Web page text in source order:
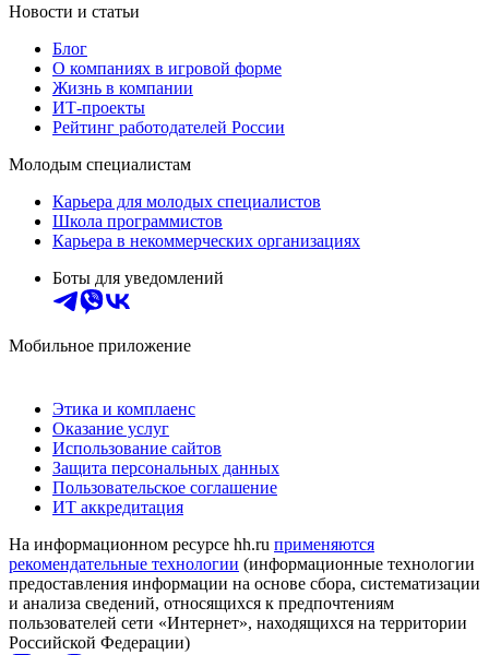
Новости и статьи
Блог
О компаниях в игровой форме
Жизнь в компании
ИТ-проекты
Рейтинг работодателей России
Молодым специалистам
Карьера для молодых специалистов
Школа программистов
Карьера в некоммерческих организациях
Боты для уведомлений
Мобильное приложение
Этика и комплаенс
Оказание услуг
Использование сайтов
Защита персональных данных
Пользовательское соглашение
ИТ аккредитация
На информационном ресурсе hh.ru применяются
рекомендательные технологии (информационные технологии
предоставления информации на основе сбора, систематизации
и анализа сведений, относящихся к предпочтениям
пользователей сети «Интернет», находящихся на территории
Российской Федерации)